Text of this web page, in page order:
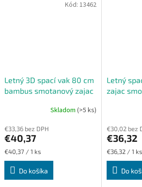
Letný 3D spací vak 80 cm
bambus smotanový zajac
Skladom (>5 ks)
€33,36 bez DPH
€40,37
Jednotková
cena:
€40,37 / 1 ks
Do košíka
Kód: 13462
Letný
zajac
€30,02 bez
€36,32
Jednotková
cena:
€36,32 / 1 ks
Do